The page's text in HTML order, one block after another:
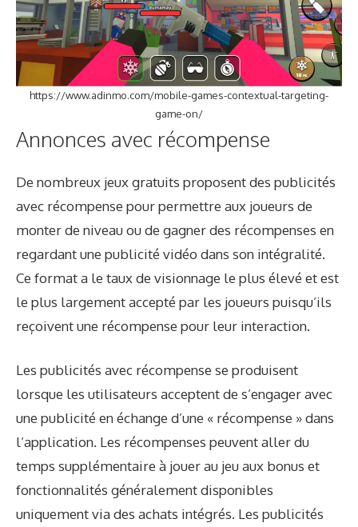
https://www.adinmo.com/mobile-games-contextual-targeting-
game-on/
Annonces avec récompense
De nombreux jeux gratuits proposent des publicités
avec récompense pour permettre aux joueurs de
monter de niveau ou de gagner des récompenses en
regardant une publicité vidéo dans son intégralité.
Ce format a le taux de visionnage le plus élevé et est
le plus largement accepté par les joueurs puisqu’ils
reçoivent une récompense pour leur interaction.
Les publicités avec récompense se produisent
lorsque les utilisateurs acceptent de s’engager avec
une publicité en échange d’une « récompense » dans
l’application. Les récompenses peuvent aller du
temps supplémentaire à jouer au jeu aux bonus et
fonctionnalités généralement disponibles
uniquement via des achats intégrés. Les publicités